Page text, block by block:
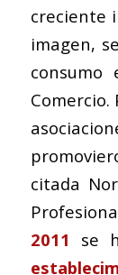
creciente
imagen,
consumo
citada
2011
se